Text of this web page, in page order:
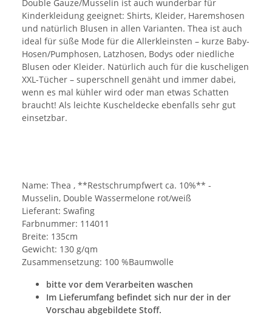
Double Gauze/Musselin ist auch wunderbar für
Kinderkleidung geeignet: Shirts, Kleider, Haremshosen
und natürlich Blusen in allen Varianten. Thea ist auch
ideal für süße Mode für die Allerkleinsten – kurze Baby-
Hosen/Pumphosen, Latzhosen, Bodys oder niedliche
Blusen oder Kleider. Natürlich auch für die kuscheligen
XXL-Tücher – superschnell genäht und immer dabei,
wenn es mal kühler wird oder man etwas Schatten
braucht! Als leichte Kuscheldecke ebenfalls sehr gut
einsetzbar.
Name: Thea , **Restschrumpfwert ca. 10%** -
Musselin, Double Wassermelone rot/weiß
Lieferant: Swafing
Farbnummer: 114011
Breite: 135cm
Gewicht: 130 g/qm
Zusammensetzung: 100 %Baumwolle
bitte vor dem Verarbeiten waschen
Im Lieferumfang befindet sich nur der in der
Vorschau abgebildete Stoff.